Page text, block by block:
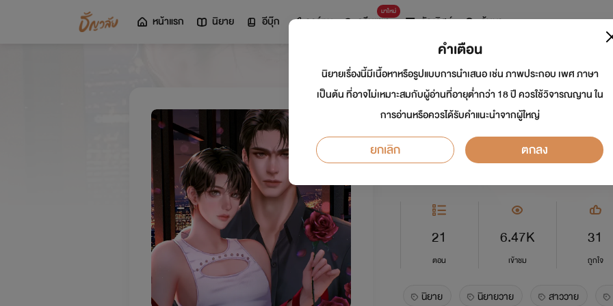
หน้าแรก นิยาย อีบุ๊ก การ์ตูน
มาใหม่
ดรีมแชท ธัญลิสต์ ค้นหา
เล่ห์ลวงพยับเมฆ |
นักเขียน:วันเวฬา นักวาด: lalarose
Y
21
ตอน
6.47K
เข้าชม
31
ถูกใจ
นิยาย นิยายวาย สาววาย
คำเตือน
นิยายเรื่องนี้มีเนื้อหาหรือรูปแบบการนำเสนอ เช่น ภาพประกอบ เพศ ภาษา
เป็นต้น ที่อาจไม่เหมาะสมกับผู้อ่านที่อายุต่ำกว่า 18 ปี ควรใช้วิจารณญาน ใน
การอ่านหรือควรได้รับคำแนะนำจากผู้ใหญ่
ยกเลิก ตกลง